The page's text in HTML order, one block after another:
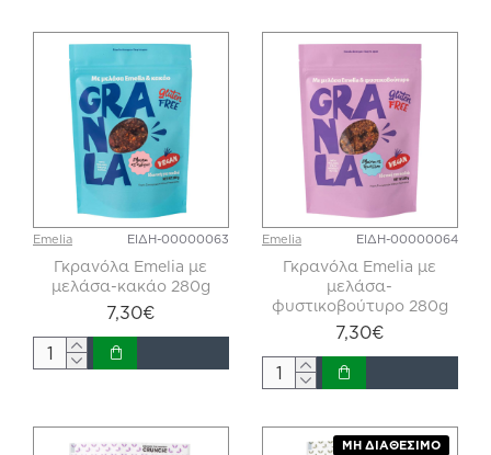
Emelia ΕΙΔΗ-00000063
Γκρανόλα Emelia με
μελάσα-κακάο 280g
7,30€
Emelia ΕΙΔΗ-00000064
Γκρανόλα Emelia με
μελάσα-
φυστικοβούτυρο 280g
7,30€
ΜΗ ΔΙΑΘΈΣΙΜΟ